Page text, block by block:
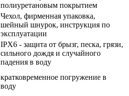
полиуретановым покрытием
Чехол, фирменная упаковка,
шейный шнурок, инструкция по
эксплуатации
IPX6 - защита от брызг, песка, грязи,
сильного дождя и случайного
падения в воду
кратковременное погружение в
воду